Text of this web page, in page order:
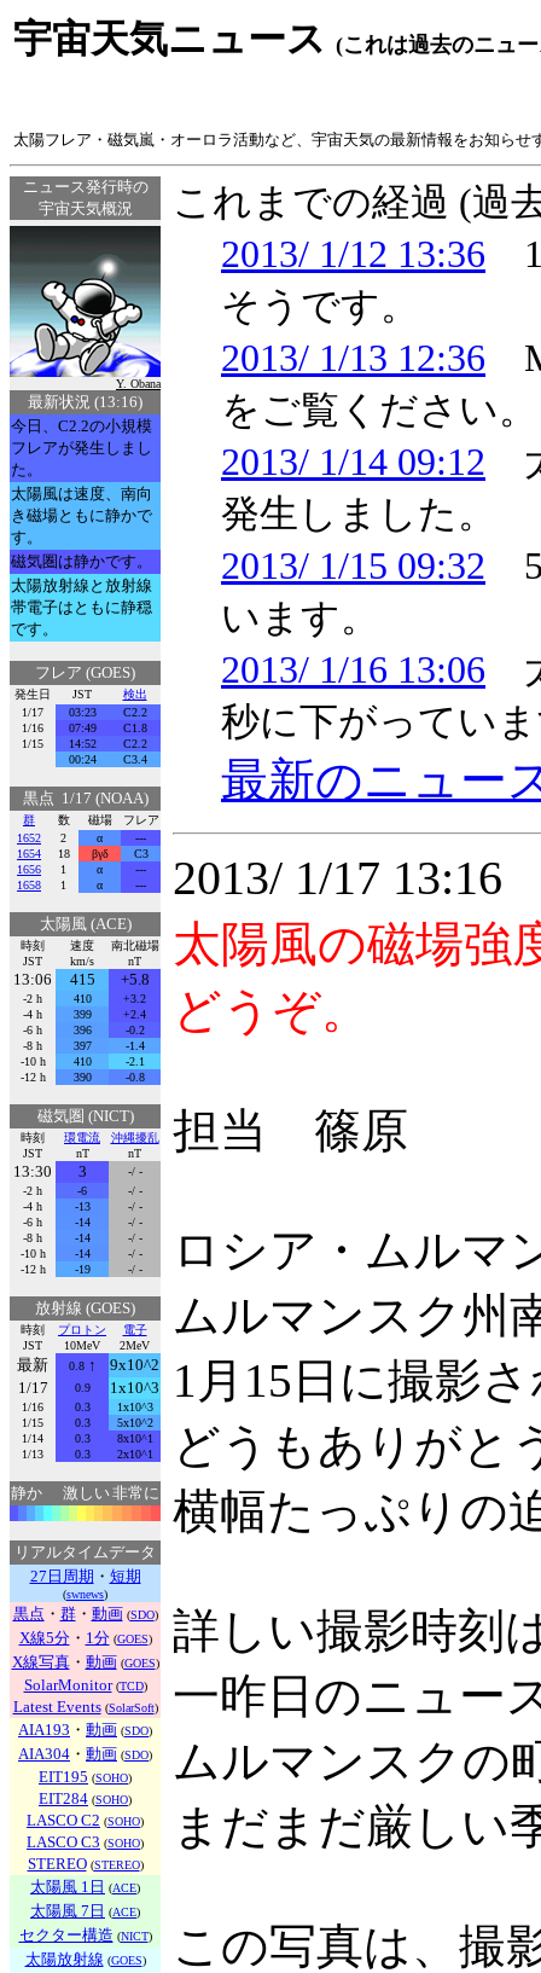
宇宙天気ニュース (これは過去のニュ
太陽フレア・磁気嵐・オーロラ活動など、宇宙天気の最新情報をお知らせ
ニュース発行時の
宇宙天気概況
Y. Obana
最新状況 (13:16)
今日、C2.2の小規模
フレアが発生しまし
た。
太陽風は速度、南向
き磁場ともに静かで
す。
磁気圏は静かです。
太陽放射線と放射線
帯電子はともに静穏
です。
フレア (GOES)
発生日 JST
検出
1/17
03:23
C2.2
1/16
07:49
C1.8
1/15
14:52
C2.2
00:24
C3.4
黒点 1/17 (NOAA)
群 数 磁場
フレア
1652
2 α
---
1654
18 βγδ
C3
1656
1 α
---
1658
1 α ---
太陽風 (ACE)
時刻
JST
速度
km/s
南北磁場
nT
13:06 415 +5.8
-2 h 410
+3.2
-4 h
399
+2.4
-6 h
396
-0.2
-8 h
397
-1.4
-10 h
410
-2.1
-12 h
390 -0.8
磁気圏 (NICT)
時刻
JST
環電流
nT
沖縄擾乱
nT
13:30 3
-/ -
-2 h
-6
-/ -
-4 h
-13
-/ -
-6 h
-14
-/ -
-8 h
-14
-/ -
-10 h
-14
-/ -
-12 h
-19 -/ -
放射線 (GOES)
時刻
JST
プロトン
10MeV
電子
2MeV
最新 0.8↑
9x10^2
1/17
0.9 1x10^3
1/16 0.3
1x10^3
1/15
0.3
5x10^2
1/14
0.3
8x10^1
1/13
0.3 2x10^1
静か 激しい非常に
リアルタイムデータ
27日周期 ・ 短期
(swnews)
黒点 ・ 群・ 動画 (SDO)
X線5分・ 1分(GOES)
X線写真・ 動画 (GOES)
SolarMonitor(TCD)
Latest Events(SolarSoft)
AIA193 ・ 動画 (SDO)
AIA304 ・ 動画 (SDO)
EIT195 (SOHO)
EIT284 (SOHO)
LASCO C2 (SOHO)
LASCO C3 (SOHO)
STEREO(STEREO)
太陽風 1日 (ACE)
太陽風 7日 (ACE)
セクター構造 (NICT)
太陽放射線 (GOES)
これまでの経過 (過
2013/ 1/12 13:36
そうです。
2013/ 1/13 12:36
をご覧ください。
2013/ 1/14 09:12
発生しました。
2013/ 1/15 09:32
います。
2013/ 1/16 13:06
秒に下がってい
最新のニュー
2013/ 1/17
太陽風の磁場強
どうぞ。
担当 篠原
ロシア・ムルマ
ムルマンスク州
1月15日に撮影
どうもありがと
横幅たっぷりの
詳しい撮影時刻
一昨日のニュー
ムルマンスクの
まだまだ厳しい
この写真は、撮